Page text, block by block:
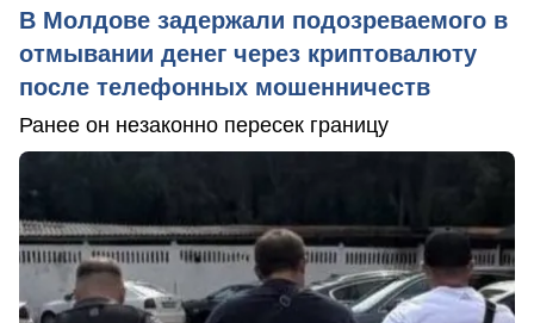
В Молдове задержали подозреваемого в
отмывании денег через криптовалюту
после телефонных мошенничеств
Ранее он незаконно пересек границу